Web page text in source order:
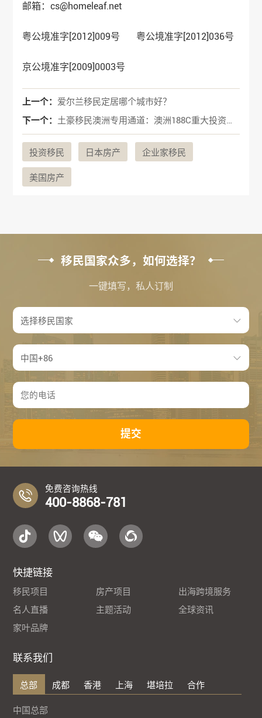
邮箱：cs@homeleaf.net
粤公境准字[2012]009号 粤公境准字[2012]036号
京公境准字[2009]0003号
上一个： 爱尔兰移民定居哪个城市好？
下一个：
土豪移民澳洲专用通道：澳洲188C重大投资者签证
投资移民 日本房产 企业家移民
美国房产
移民国家众多，如何选择？
一键填写，私人订制
提交
免费咨询热线
400-8868-781
快捷链接
移民项目 房产项目
出海跨境服务
名人直播
主题活动
全球资讯
家叶品牌
联系我们
总部 成都 香港 上海 堪培拉 合作
中国总部